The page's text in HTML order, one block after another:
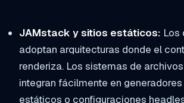
JAMstack y sitios estáticos: Los
adoptan arquitecturas donde el
renderiza. Los sistemas de
integran fácilmente en
estáticos o configuraciones